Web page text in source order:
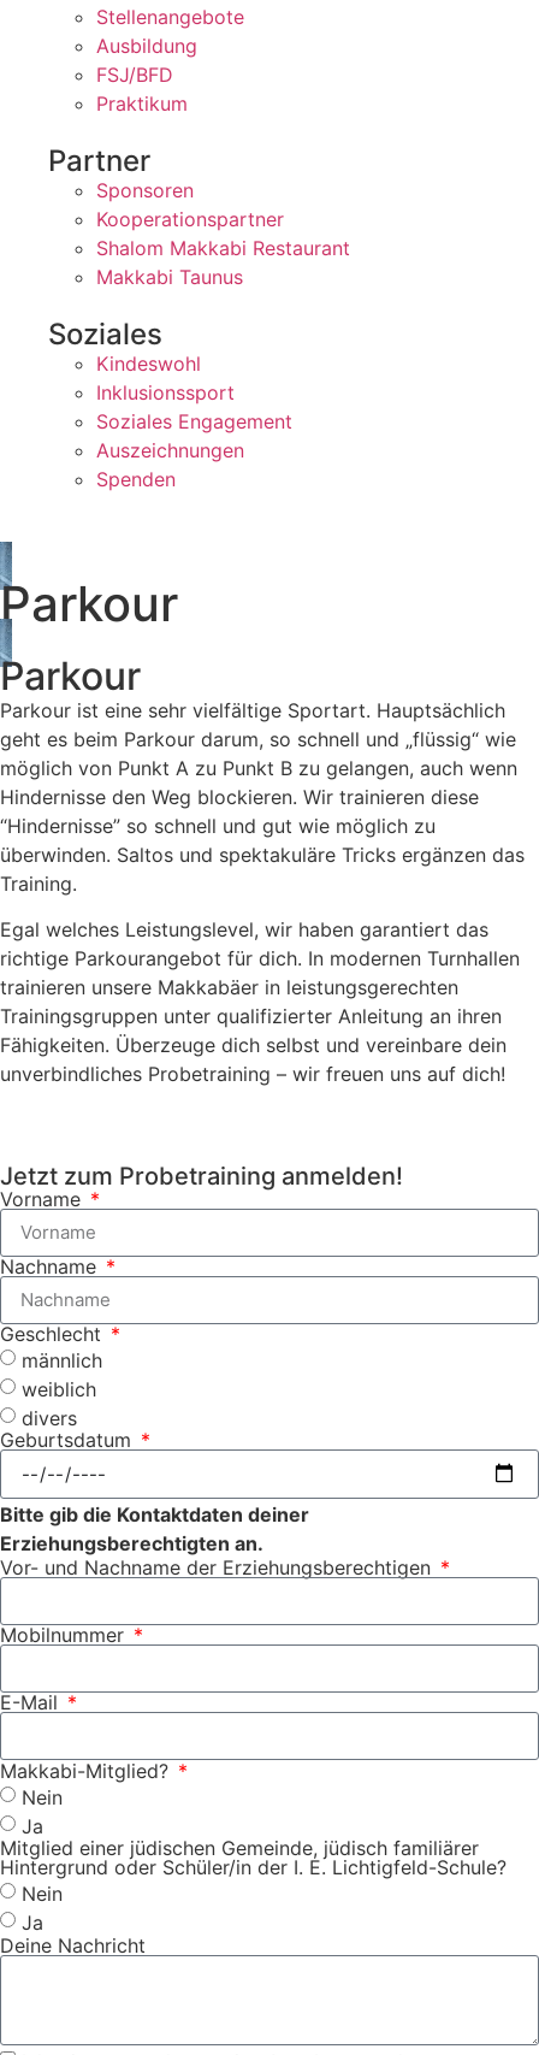
Stellenangebote
Ausbildung
FSJ/BFD
Praktikum
Partner
Sponsoren
Kooperationspartner
Shalom Makkabi Restaurant
Makkabi Taunus
Soziales
Kindeswohl
Inklusionssport
Soziales Engagement
Auszeichnungen
Spenden
Parkour
Parkour
Parkour ist eine sehr vielfältige Sportart. Hauptsächlich
geht es beim Parkour darum, so schnell und „flüssig“ wie
möglich von Punkt A zu Punkt B zu gelangen, auch wenn
Hindernisse den Weg blockieren. Wir trainieren diese
“Hindernisse” so schnell und gut wie möglich zu
überwinden. Saltos und spektakuläre Tricks ergänzen das
Training.
Egal welches Leistungslevel, wir haben garantiert das
richtige Parkourangebot für dich. In modernen Turnhallen
trainieren unsere Makkabäer in leistungsgerechten
Trainingsgruppen unter qualifizierter Anleitung an ihren
Fähigkeiten. Überzeuge dich selbst und vereinbare dein
unverbindliches Probetraining – wir freuen uns auf dich!
Jetzt zum Probetraining anmelden!
Vorname
Nachname
Geschlecht
männlich
weiblich
divers
Geburtsdatum
Bitte gib die Kontaktdaten deiner
Erziehungsberechtigten an.
Vor- und Nachname der Erziehungsberechtigen
Mobilnummer
E-Mail
Makkabi-Mitglied?
Nein
Ja
Mitglied einer jüdischen Gemeinde, jüdisch familiärer
Hintergrund oder Schüler/in der I. E. Lichtigfeld-Schule?
Nein
Ja
Deine Nachricht